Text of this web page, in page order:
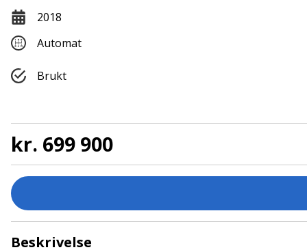
2018
Automat
Brukt
kr. 699 900
Beskrivelse